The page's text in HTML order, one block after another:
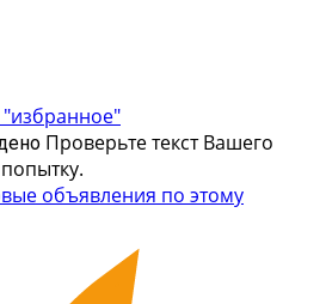
"избранное"
Проверьте текст Вашего
объявления по этому